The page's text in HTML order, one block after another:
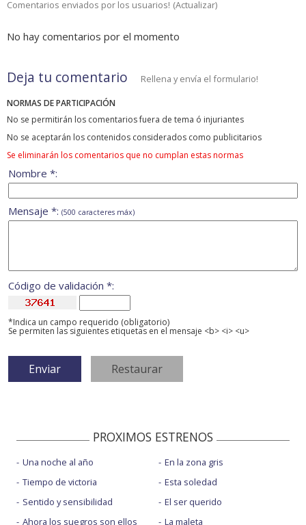
Comentarios enviados por los usuarios! (Actualizar)
No hay comentarios por el momento
Deja tu comentario Rellena y envía el formulario!
NORMAS DE PARTICIPACIÓN
No se permitirán los comentarios fuera de tema ó injuriantes
No se aceptarán los contenidos considerados como publicitarios
Se eliminarán los comentarios que no cumplan estas normas
Nombre *:
Mensaje *: (500 caracteres máx)
Código de validación *:
*Indica un campo requerido (obligatorio)
Se permiten las siguientes etiquetas en el mensaje <b> <i> <u>
PROXIMOS ESTRENOS
Una noche al año
Tiempo de victoria
Sentido y sensibilidad
Ahora los suegros son ellos
En la zona gris
Esta soledad
El ser querido
La maleta